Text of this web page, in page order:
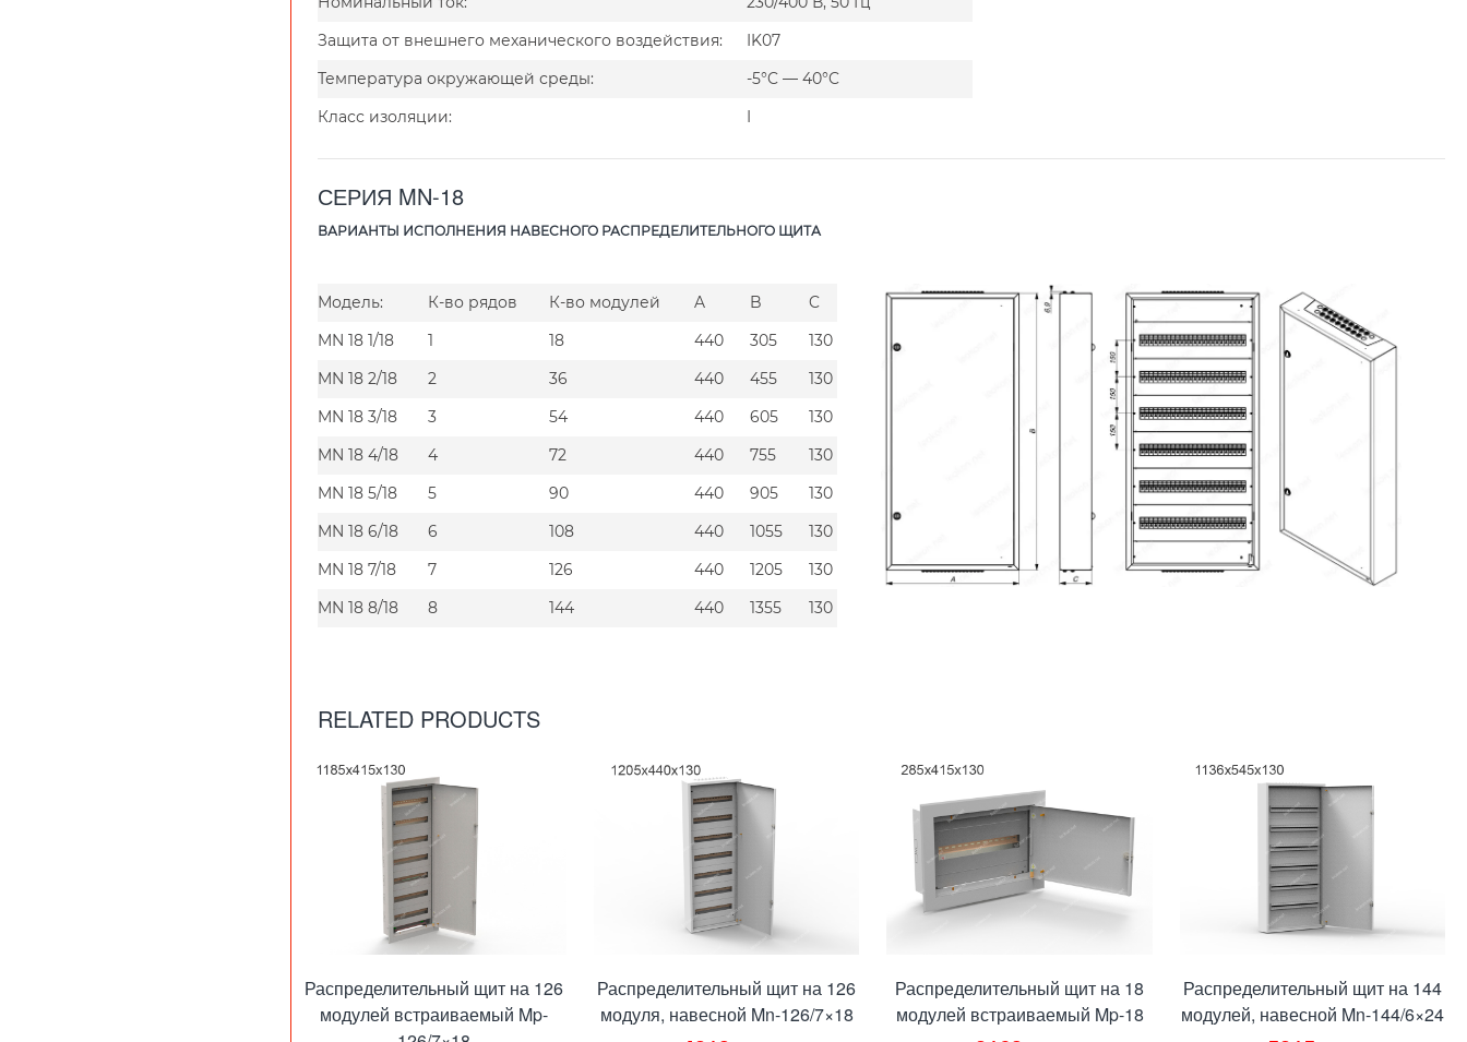
Защита от внешнего механического воздействия:
IK07
Температура окружающей среды:
-5°C — 40°C
Класс изоляции:
I
СЕРИЯ MN-18
ВАРИАНТЫ ИСПОЛНЕНИЯ НАВЕСНОГО РАСПРЕДЕЛИТЕЛЬНОГО ЩИТА
Модель: К-во рядов К-во модулей A B
C
MN 18 1/18
1 18 440 305
130
MN 18 2/18
2 36 440 455
130
MN 18 3/18
3 54 440 605
130
MN 18 4/18
4 72 440 755
130
MN 18 5/18
5 90 440 905
130
MN 18 6/18
6 108 440 1055
130
MN 18 7/18
7 126 440 1205
130
MN 18 8/18
8 144 440 1355 130
RELATED PRODUCTS
Распределительный щит на 126
модулей встраиваемый Mp-
Распределительный щит на 126
модуля, навесной Mn-126/7×18
Распределительный щит на 18
модулей встраиваемый Mp-18
Распределительный щит на 144
модулей, навесной Mn-144/6×24